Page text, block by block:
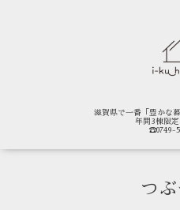
滋賀県で一番「豊かな
年間3棟限定
☎0749-
つぶ